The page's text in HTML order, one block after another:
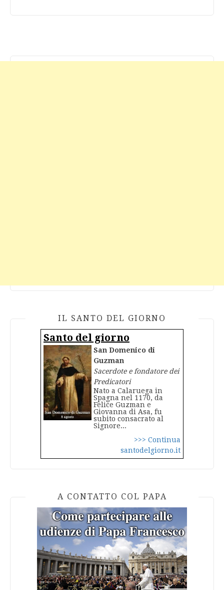
IL SANTO DEL GIORNO
Santo del giorno
San Domenico di
Guzman
Sacerdote e fondatore dei
Predicatori
Nato a Calaruega in
Spagna nel 1170, da
Felice Guzman e
Giovanna di Asa, fu
subito consacrato al
Signore...
>>> Continua
santodelgiorno.it
A CONTATTO COL PAPA